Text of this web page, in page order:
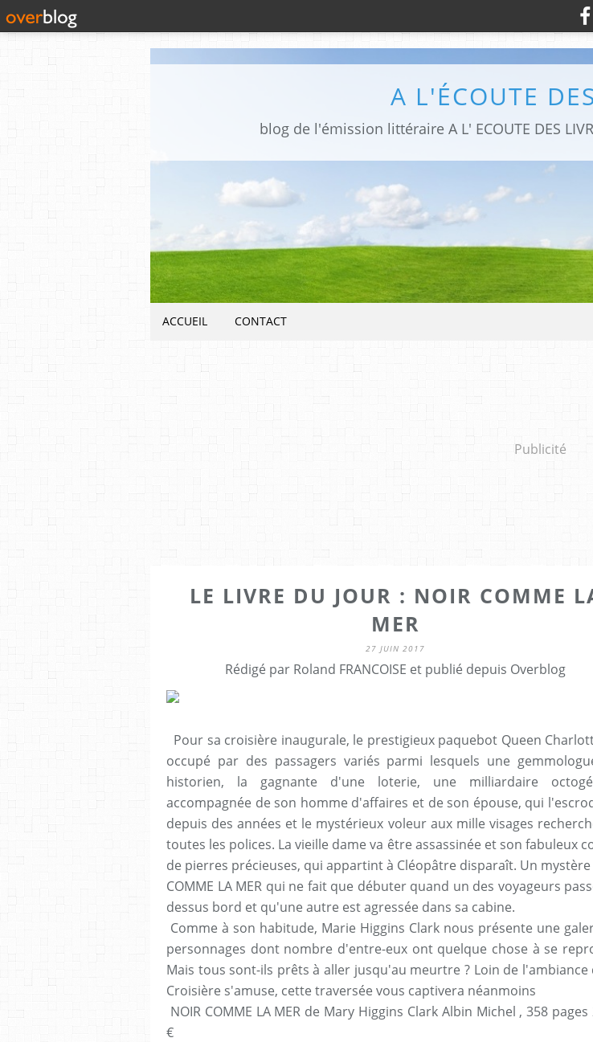
A L'ÉCOUTE
blog de l'émission littéraire A L' ECOUTE DES
ACCUEIL CONTACT
Publicité
LE LIVRE DU JOUR : NOIR COMME
MER
27 JUIN 2017
Rédigé par Roland FRANCOISE et publié depuis Overblog
Pour sa croisière inaugurale, le prestigieux paquebot Queen
occupé par des passagers variés parmi lesquels une
historien, la gagnante d'une loterie, une milliardaire
accompagnée de son homme d'affaires et de son épouse, qui
depuis des années et le mystérieux voleur aux mille visages
toutes les polices. La vieille dame va être assassinée et son fabuleux
de pierres précieuses, qui appartint à Cléopâtre disparaît. Un mystère
COMME LA MER qui ne fait que débuter quand un des voyageurs
dessus bord et qu'une autre est agressée dans sa cabine.
Comme à son habitude, Marie Higgins Clark nous présente une
personnages dont nombre d'entre-eux ont quelque chose à se
Mais tous sont-ils prêts à aller jusqu'au meurtre ? Loin de l'ambiance
Croisière s'amuse, cette traversée vous captivera néanmoins
NOIR COMME LA MER de Mary Higgins Clark Albin Michel , 358 pages
€